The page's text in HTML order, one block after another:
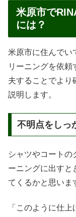
米原市で
には？
米原市に住んでい
リーニングを依
夫することでより
説明します。
不明点をしっ
シャツやコートの
ーニングに出すと
てくるかと思いま
「このように仕